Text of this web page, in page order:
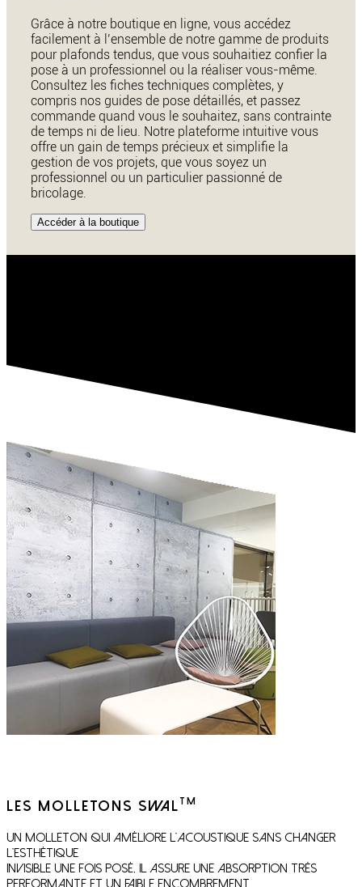
Grâce à notre boutique en ligne, vous accédez
facilement à l’ensemble de notre gamme de produits
pour plafonds tendus, que vous souhaitiez confier la
pose à un professionnel ou la réaliser vous-même.
Consultez les fiches techniques complètes, y
compris nos guides de pose détaillés, et passez
commande quand vous le souhaitez, sans contrainte
de temps ni de lieu. Notre plateforme intuitive vous
offre un gain de temps précieux et simplifie la
gestion de vos projets, que vous soyez un
professionnel ou un particulier passionné de
bricolage.
Accéder à la boutique
Les molletons SWAL TM
Un molleton qui améliore l’acoustique sans changer
l’esthétique
Invisible une fois posé, il assure une absorption très
performante et un faible encombrement.